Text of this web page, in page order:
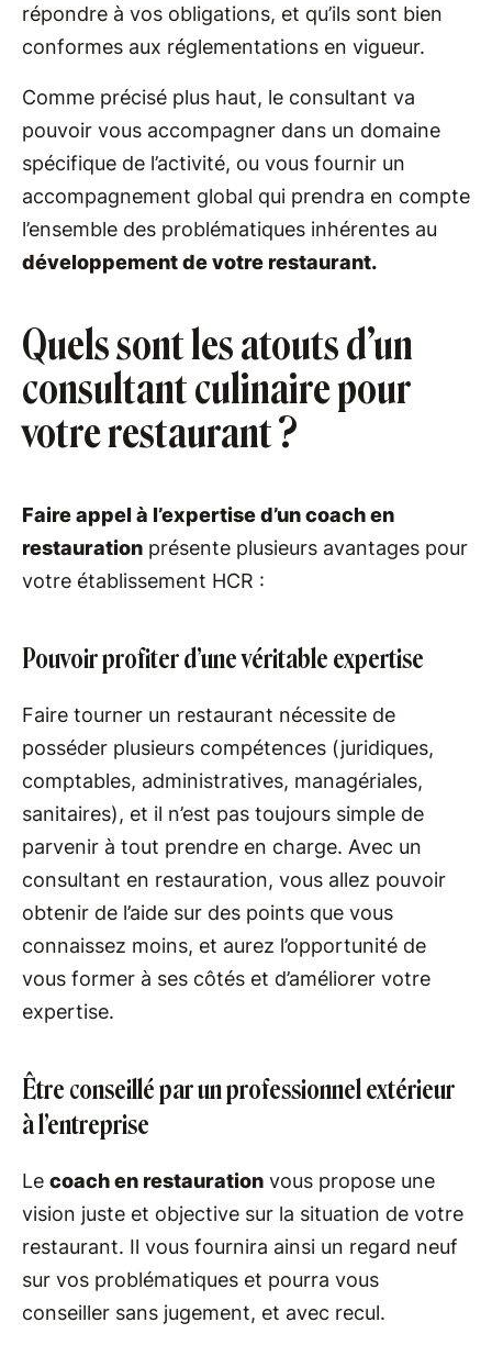
répondre à vos obligations, et qu’ils sont bien
conformes aux réglementations en vigueur.
Comme précisé plus haut, le consultant va
pouvoir vous accompagner dans un domaine
spécifique de l’activité, ou vous fournir un
accompagnement global qui prendra en compte
l’ensemble des problématiques inhérentes au
développement de votre restaurant.
Quels sont les atouts d’un
consultant culinaire pour
votre restaurant ?
Faire appel à l’expertise d’un coach en
restauration présente plusieurs avantages pour
votre établissement HCR :
Pouvoir profiter d’une véritable expertise
Faire tourner un restaurant nécessite de
posséder plusieurs compétences (juridiques,
comptables, administratives, managériales,
sanitaires), et il n’est pas toujours simple de
parvenir à tout prendre en charge. Avec un
consultant en restauration, vous allez pouvoir
obtenir de l’aide sur des points que vous
connaissez moins, et aurez l’opportunité de
vous former à ses côtés et d’améliorer votre
expertise.
Être conseillé par un professionnel extérieur
à l’entreprise
Le coach en restauration vous propose une
vision juste et objective sur la situation de votre
restaurant. Il vous fournira ainsi un regard neuf
sur vos problématiques et pourra vous
conseiller sans jugement, et avec recul.